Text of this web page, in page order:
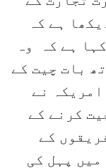
ہے کہ
ہے کہ وہ
بات چیت کے
نے
کرنے کے
کے
پہل کی